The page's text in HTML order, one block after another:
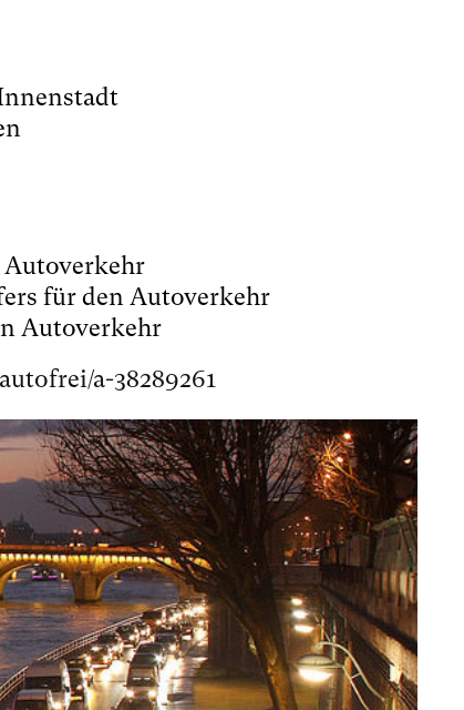
für den Autoverkehr
Autoverkehr
a-38289261